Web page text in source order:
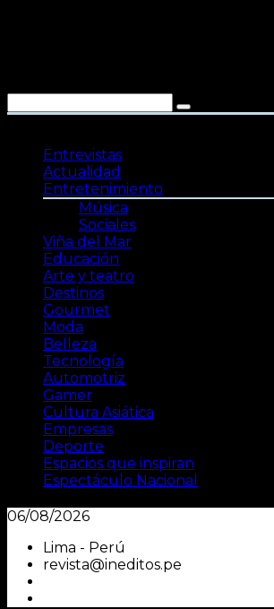
Entrevistas
Actualidad
Entretenimiento
Música
Sociales
Viña del Mar
Educación
Arte y teatro
Destinos
Gourmet
Moda
Belleza
Tecnología
Automotriz
Gamer
Cultura Asiática
Empresas
Deporte
Espacios que inspiran
Espectáculo Nacional
06/08/2026
Lima - Perú
revista@ineditos.pe